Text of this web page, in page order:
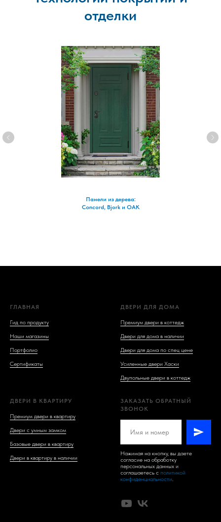
отделки
Панели из дерева:
Concord, Bjork и OAK
ГЛАВНАЯ
Гид по продукту
Наши магазины
Портфолио
Сертификаты
ДВЕРИ ДЛЯ ДОМА
Премиум двери в коттедж
Двери для дома в наличии
Двери для дома по спец цене
Усиленные двери Хаски
Двупольные двери в коттедж
ДВЕРИ В КВАРТИРУ
Премиум двери в квартиру
Двери с умным замком
Базовые двери в квартиру
Двери в квартиру в наличии
ЗАКАЗАТЬ ОБРАТНЫЙ
ЗВОНОК
Нажимая на кнопку, вы даете
согласие на обработку
персональных данных и
соглашаетесь c политикой
конфиденциальности.